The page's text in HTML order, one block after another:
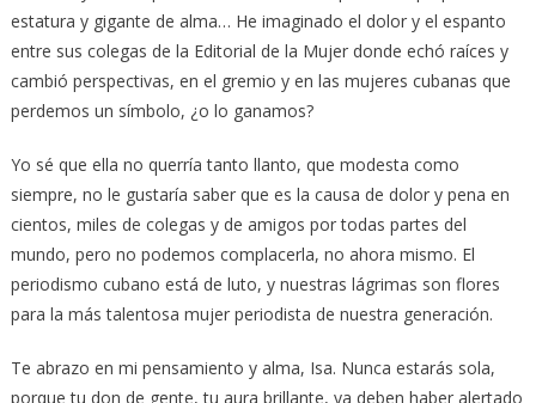
estatura y gigante de alma… He imaginado el dolor y el espanto
entre sus colegas de la Editorial de la Mujer donde echó raíces y
cambió perspectivas, en el gremio y en las mujeres cubanas que
perdemos un símbolo, ¿o lo ganamos?
Yo sé que ella no querría tanto llanto, que modesta como
siempre, no le gustaría saber que es la causa de dolor y pena en
cientos, miles de colegas y de amigos por todas partes del
mundo, pero no podemos complacerla, no ahora mismo. El
periodismo cubano está de luto, y nuestras lágrimas son flores
para la más talentosa mujer periodista de nuestra generación.
Te abrazo en mi pensamiento y alma, Isa. Nunca estarás sola,
porque tu don de gente, tu aura brillante, ya deben haber alertado